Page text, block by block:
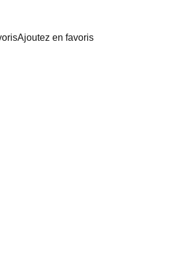
Ajoutez en favoris